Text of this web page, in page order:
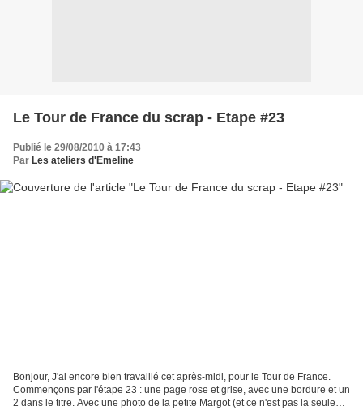
Le Tour de France du scrap - Etape #23
Publié le 29/08/2010 à 17:43
Par Les ateliers d'Emeline
Bonjour, J'ai encore bien travaillé cet après-midi, pour le Tour de France.
Commençons par l'étape 23 : une page rose et grise, avec une bordure et un
2 dans le titre. Avec une photo de la petite Margot (et ce n'est pas la seule